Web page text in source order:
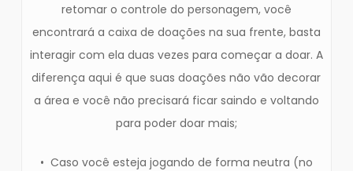
retomar o controle do personagem, você
encontrará a caixa de doações na sua frente, basta
interagir com ela duas vezes para começar a doar. A
diferença aqui é que suas doações não vão decorar
a área e você não precisará ficar saindo e voltando
para poder doar mais;
• Caso você esteja jogando de forma neutra (no